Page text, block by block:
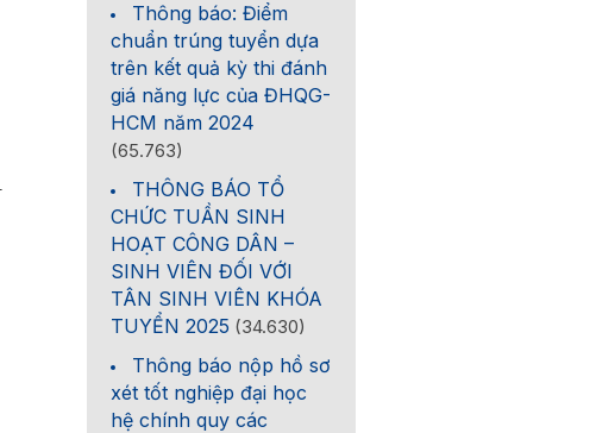
Thông báo: Điểm
chuẩn trúng tuyển dựa
trên kết quả kỳ thi đánh
giá năng lực của ĐHQG-
HCM năm 2024
(65.763)
THÔNG BÁO TỔ
CHỨC TUẦN SINH
HOẠT CÔNG DÂN –
SINH VIÊN ĐỐI VỚI
TÂN SINH VIÊN KHÓA
TUYỂN 2025 (34.630)
Thông báo nộp hồ sơ
xét tốt nghiệp đại học
hệ chính quy các